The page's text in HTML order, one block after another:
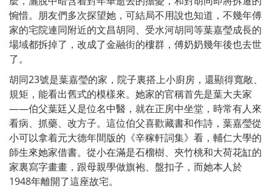
惋惜。朋友們多次探望她，可結局不用說也知道，不幾年傅
家的宅院連同附近的文昌胡同、受水河胡同等葉嘉瑩成長的
場域都拆掉了，改成了金融街的樓群，傅奶奶幾年後也去世
了。
胡同23號是葉嘉瑩的家，院子裏搭上小廚房，還顯得寬敞、
規矩，能看出舊式的模樣來。她家的官稱首先是葉大夫家
——伯父葉廷乂是位名中醫，就在正房中坐堂，時常有人來
看病、抓藥、改方子。這位伯父喜歡藏書和作詩，葉嘉瑩從
小可以拿着元大德年間版的《辛稼軒詞集》看，輔仁大學的
師生來她家借書。從小在滿是石榴樹、夾竹桃和大荷花缸的
家裏寫字畫畫，跟母親學做旗袍、盤扣子，而她本人於
1948年離開了這座故宅。